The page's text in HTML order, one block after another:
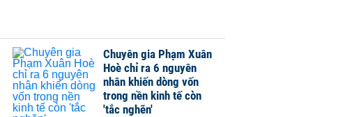
Chuyên gia Phạm Xuân
Hoè chỉ ra 6 nguyên
nhân khiến dòng vốn
trong nền kinh tế còn
'tắc nghẽn'